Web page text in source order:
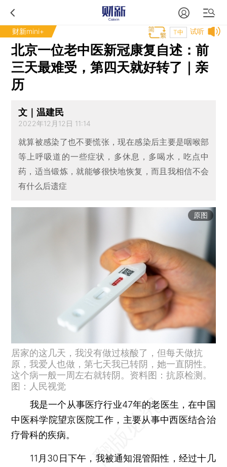
财新mini+ 试听
T中
北京一位老中医新冠康复自述：前
三天最难受，第四天就好转了｜亲
历
文｜温建民
2022年12月12日 11:14
就算被感染了也不要慌张，现在感染后主要是咽喉部
等上呼吸道的一些症状，多休息，多喝水，吃点中
药，适当锻炼，就能够很快地恢复，而且我相信不会
有什么后遗症
原图
居家的这几天，我没有做过核酸了，但每天做抗
原，我爱人也做，第七天我已转阴，她一直阴性。
这个病一般一周左右就转阴。资料图：抗原检测。
图：人民视觉
我是一个从事医疗行业47年的老医生，在中国
中医科学院望京医院工作，主要从事中西医结合治
疗骨科的疾病。
11月30日下午，我被通知混管阳性，经过十几